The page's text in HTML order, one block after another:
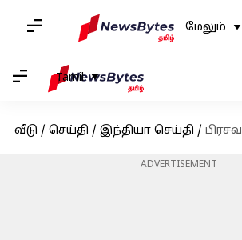
மேலும்
Tamil
வீடு / செய்தி / இந்தியா செய்தி / பிரசவத்திற்கு வந்த பெண்
ADVERTISEMENT